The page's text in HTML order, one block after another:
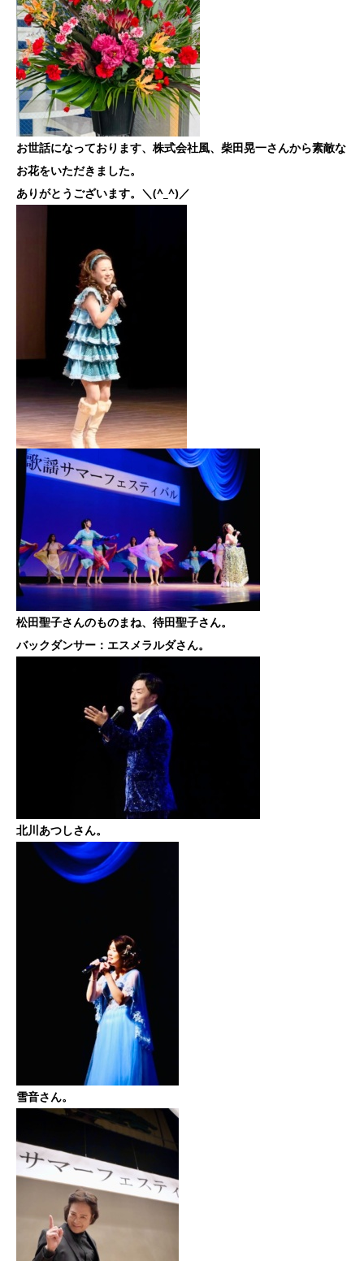
お世話になっております、株式会社風、柴田晃一さんから素敵な
お花をいただきました。
ありがとうございます。＼(^_^)／
松田聖子さんのものまね、待田聖子さん。
バックダンサー：エスメラルダさん。
北川あつしさん。
雪音さん。